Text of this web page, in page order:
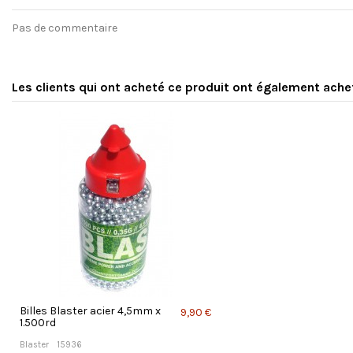
Pas de commentaire
Les clients qui ont acheté ce produit ont également
Billes Blaster acier 4,5mm x
1.500rd
Blaster 15936
9,90 €